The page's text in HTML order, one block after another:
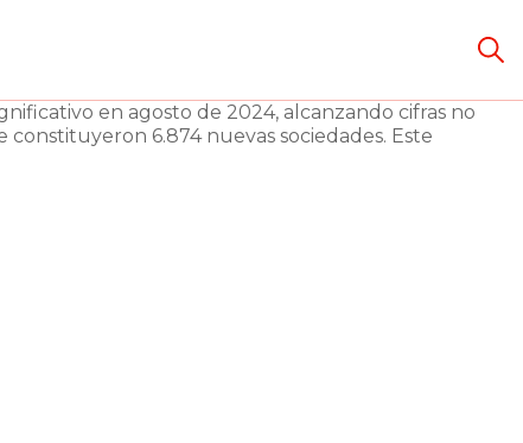
en agosto de 2024, alcanzando cifras no
6.874 nuevas sociedades. Este